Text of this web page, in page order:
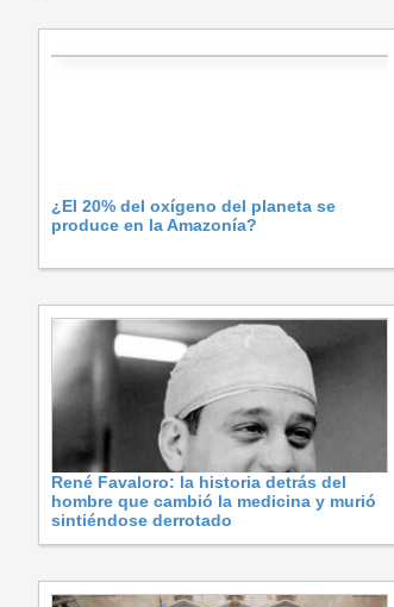
¿El 20% del oxígeno del planeta se
produce en la Amazonía?
René Favaloro: la historia detrás del
hombre que cambió la medicina y murió
sintiéndose derrotado